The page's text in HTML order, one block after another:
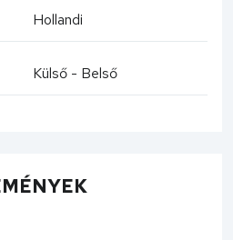
Hollandi
Külső - Belső